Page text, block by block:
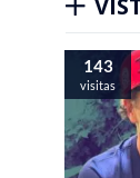
143
visitas